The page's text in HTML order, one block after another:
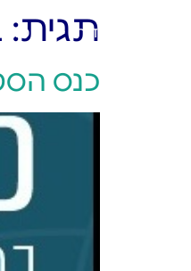
אודות
תגית:
כנס